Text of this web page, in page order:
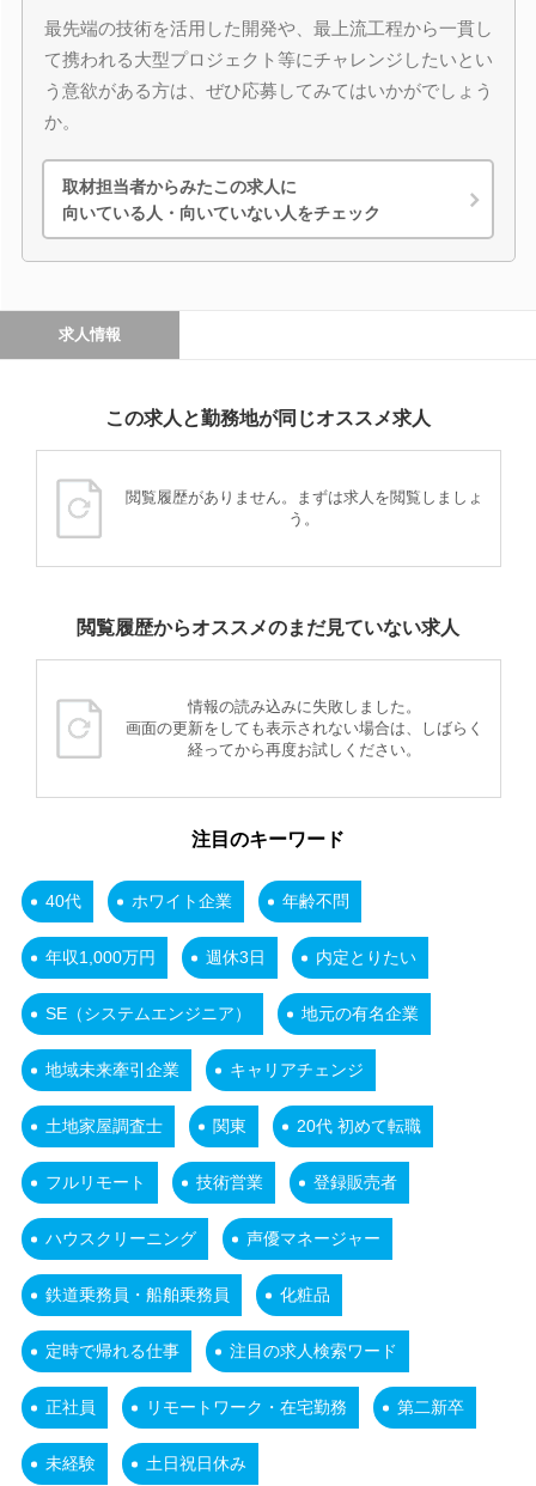
最先端の技術を活用した開発や、最上流工程から一貫し
て携われる大型プロジェクト等にチャレンジしたいとい
う意欲がある方は、ぜひ応募してみてはいかがでしょう
か。
取材担当者からみたこの求人に
向いている人・向いていない人をチェック
求人情報
この求人と勤務地が同じオススメ求人
閲覧履歴がありません。まずは求人を閲覧しましょ
う。
閲覧履歴からオススメのまだ見ていない求人
情報の読み込みに失敗しました。
画面の更新をしても表示されない場合は、しばらく
経ってから再度お試しください。
注目のキーワード
40代 ホワイト企業 年齢不問
年収1,000万円 週休3日 内定とりたい
SE（システムエンジニア） 地元の有名企業
地域未来牽引企業 キャリアチェンジ
土地家屋調査士 関東 20代 初めて転職
フルリモート 技術営業 登録販売者
ハウスクリーニング 声優マネージャー
鉄道乗務員・船舶乗務員 化粧品
定時で帰れる仕事 注目の求人検索ワード
正社員 リモートワーク・在宅勤務 第二新卒
未経験 土日祝日休み